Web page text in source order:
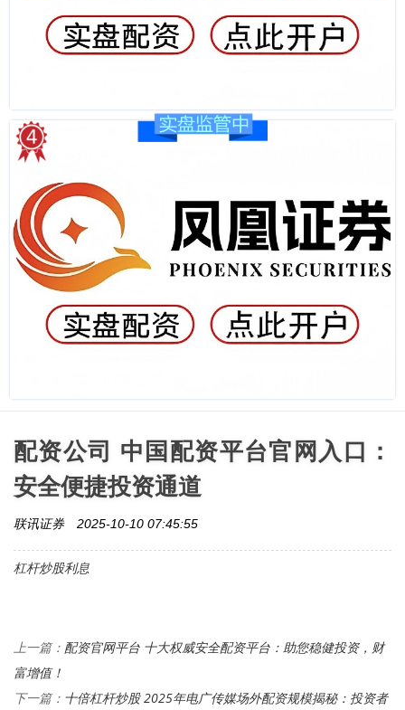
配资公司 中国配资平台官网入口：
安全便捷投资通道
联讯证券 2025-10-10 07:45:55
杠杆炒股利息
上一篇： 配资官网平台 十大权威安全配资平台：助您稳健投资，财
富增值！
下一篇： 十倍杠杆炒股 2025年电广传媒场外配资规模揭秘：投资者